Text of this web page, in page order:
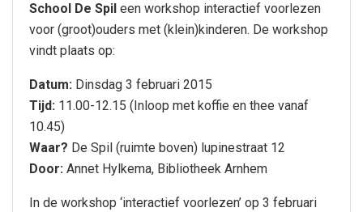
School De Spil een workshop interactief voorlezen
voor (groot)ouders met (klein)kinderen. De workshop
vindt plaats op:
Datum: Dinsdag 3 februari 2015
Tijd: 11.00-12.15 (Inloop met koffie en thee vanaf
10.45)
Waar? De Spil (ruimte boven) lupinestraat 12
Door: Annet Hylkema, Bibliotheek Arnhem
In de workshop ‘interactief voorlezen’ op 3 februari